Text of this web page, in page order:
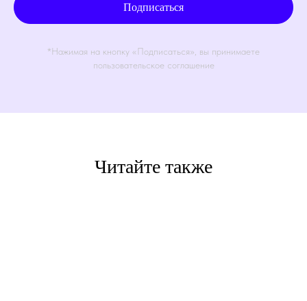
Подписаться
*Нажимая на кнопку «Подписаться», вы принимаете
пользовательское соглашение
Читайте также